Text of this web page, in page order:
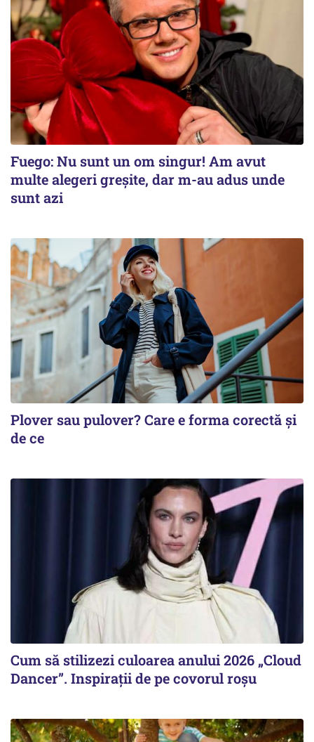
Fuego: Nu sunt un om singur! Am avut
multe alegeri greșite, dar m-au adus unde
sunt azi
Plover sau pulover? Care e forma corectă și
de ce
Cum să stilizezi culoarea anului 2026 „Cloud
Dancer”. Inspirații de pe covorul roșu